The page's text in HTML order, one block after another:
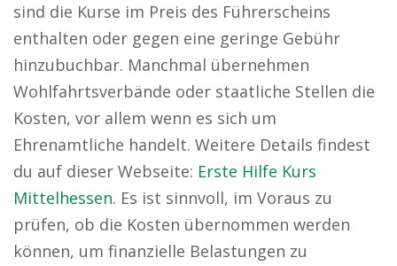
sind die Kurse im Preis des Führerscheins
enthalten oder gegen eine geringe Gebühr
hinzubuchbar. Manchmal übernehmen
Wohlfahrtsverbände oder staatliche Stellen die
Kosten, vor allem wenn es sich um
Ehrenamtliche handelt. Weitere Details findest
du auf dieser Webseite: Erste Hilfe Kurs
Mittelhessen. Es ist sinnvoll, im Voraus zu
prüfen, ob die Kosten übernommen werden
können, um finanzielle Belastungen zu